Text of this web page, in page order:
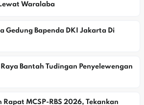
Waralaba
Gedung Bapenda DKI Jakarta Di
Raya Bantah Tudingan Penyelewengan
MCSP-RBS 2026, Tekankan